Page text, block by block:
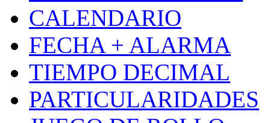
CALENDARIO
FECHA + ALARMA
TIEMPO DECIMAL
PARTICULARIDADES